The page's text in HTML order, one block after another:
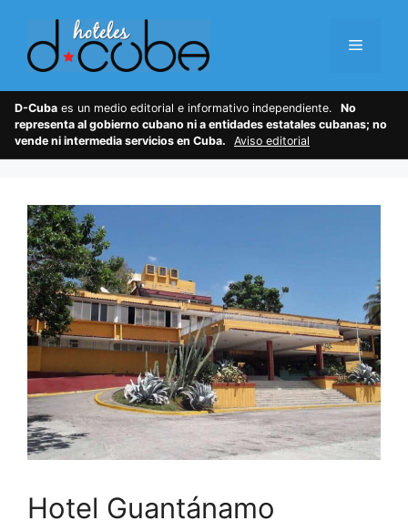
content
Menu
D-Cuba es un medio editorial e informativo independiente.
No
representa al gobierno cubano ni a entidades estatales cubanas; no
vende ni intermedia servicios en Cuba.
Aviso editorial
Hotel Guantánamo